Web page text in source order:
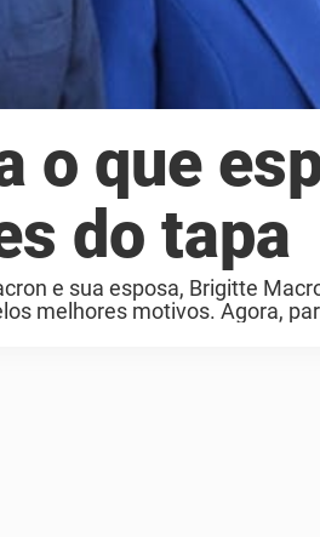
o que
do tapa
e sua esposa, Brigitte
melhores motivos. Agora,